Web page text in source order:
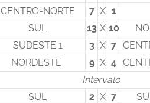
CENTRO-NORTE 7 X 1
SUL 13 X 10
SUDESTE 1 3 X 7
NORDESTE 9 X 4
Intervalo
SUL 2 X 7